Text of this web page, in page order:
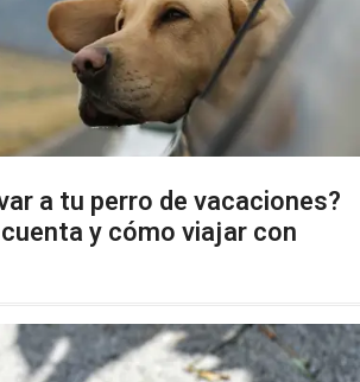
a tu perro de vacaciones?
y cómo viajar con